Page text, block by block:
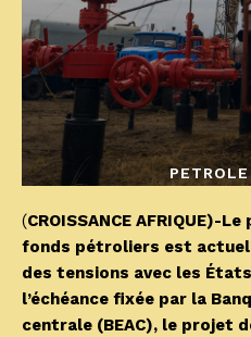
(CROISSANCE AFRIQUE)-
fonds pétroliers est
des tensions avec les
l’échéance fixée par la
centrale (BEAC), le projet